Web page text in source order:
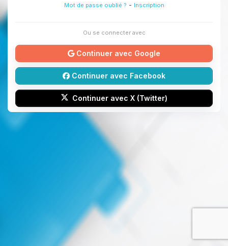
Mot de passe oublié ? - Inscription
Ou se connecter avec
Continuer avec Google
Continuer avec Facebook
Continuer avec X (Twitter)